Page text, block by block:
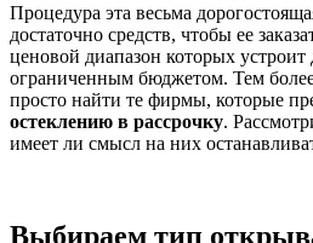
Процедура эта весьма
достаточно средств, чтобы ее
ценовой диапазон которых устроит
ограниченным бюджетом. Тем
просто найти те фирмы, которые
остеклению в рассрочку.
имеет ли смысл на них
Выбираем тип